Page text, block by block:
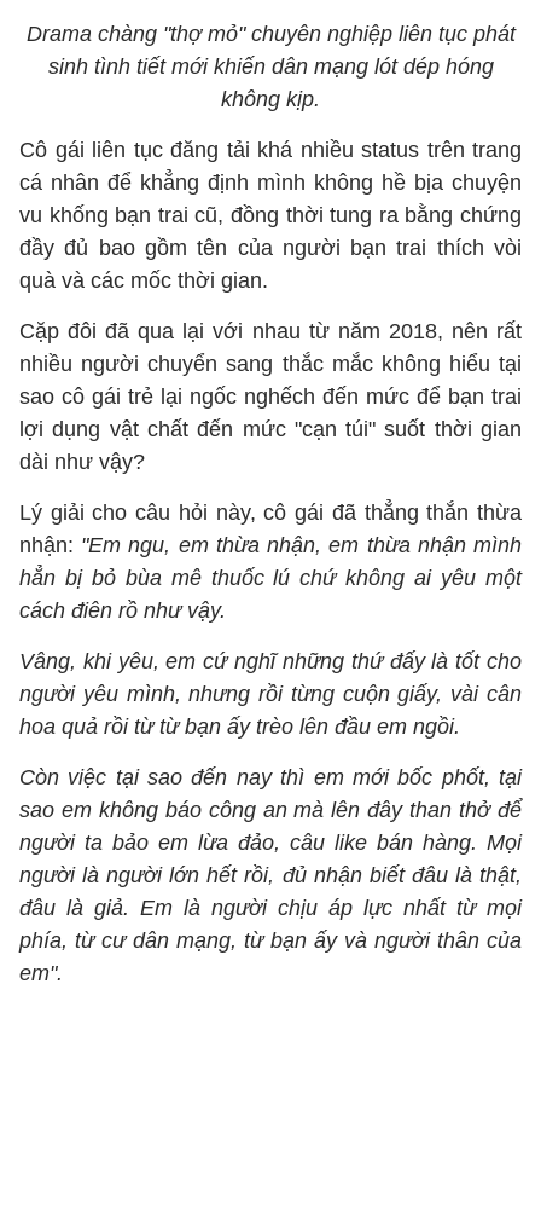
Drama chàng "thợ mỏ" chuyên nghiệp liên tục phát
sinh tình tiết mới khiến dân mạng lót dép hóng
không kịp.
Cô gái liên tục đăng tải khá nhiều status trên trang
cá nhân để khẳng định mình không hề bịa chuyện
vu khống bạn trai cũ, đồng thời tung ra bằng chứng
đầy đủ bao gồm tên của người bạn trai thích vòi
quà và các mốc thời gian.
Cặp đôi đã qua lại với nhau từ năm 2018, nên rất
nhiều người chuyển sang thắc mắc không hiểu tại
sao cô gái trẻ lại ngốc nghếch đến mức để bạn trai
lợi dụng vật chất đến mức "cạn túi" suốt thời gian
dài như vậy?
Lý giải cho câu hỏi này, cô gái đã thẳng thắn thừa
nhận: "Em ngu, em thừa nhận, em thừa nhận mình
hẳn bị bỏ bùa mê thuốc lú chứ không ai yêu một
cách điên rồ như vậy.
Vâng, khi yêu, em cứ nghĩ những thứ đấy là tốt cho
người yêu mình, nhưng rồi từng cuộn giấy, vài cân
hoa quả rồi từ từ bạn ấy trèo lên đầu em ngồi.
Còn việc tại sao đến nay thì em mới bốc phốt, tại
sao em không báo công an mà lên đây than thở để
người ta bảo em lừa đảo, câu like bán hàng. Mọi
người là người lớn hết rồi, đủ nhận biết đâu là thật,
đâu là giả. Em là người chịu áp lực nhất từ mọi
phía, từ cư dân mạng, từ bạn ấy và người thân của
em".